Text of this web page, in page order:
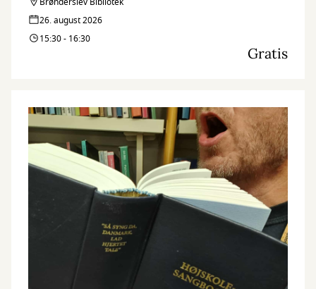
fast ejendom, leje af bolig, arveforhold og erstatning.
26. august 2026
15:30 - 16:30
Gratis